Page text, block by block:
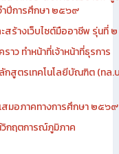
น้าที่เจ้าหน้าที่ธุกรการ
ะฝึกประสบการณ์วิชาชีพ รูป
ปีการศึกษา ๒๕๖๙
างเว็บไซต์มืออาชีพ รุ่นที่ ๒
ว ทำหน้าที่เจ้าหน้าที่ธุรการ
ตรเทคโนโลยีบัณฑิต (ทล.บ.)